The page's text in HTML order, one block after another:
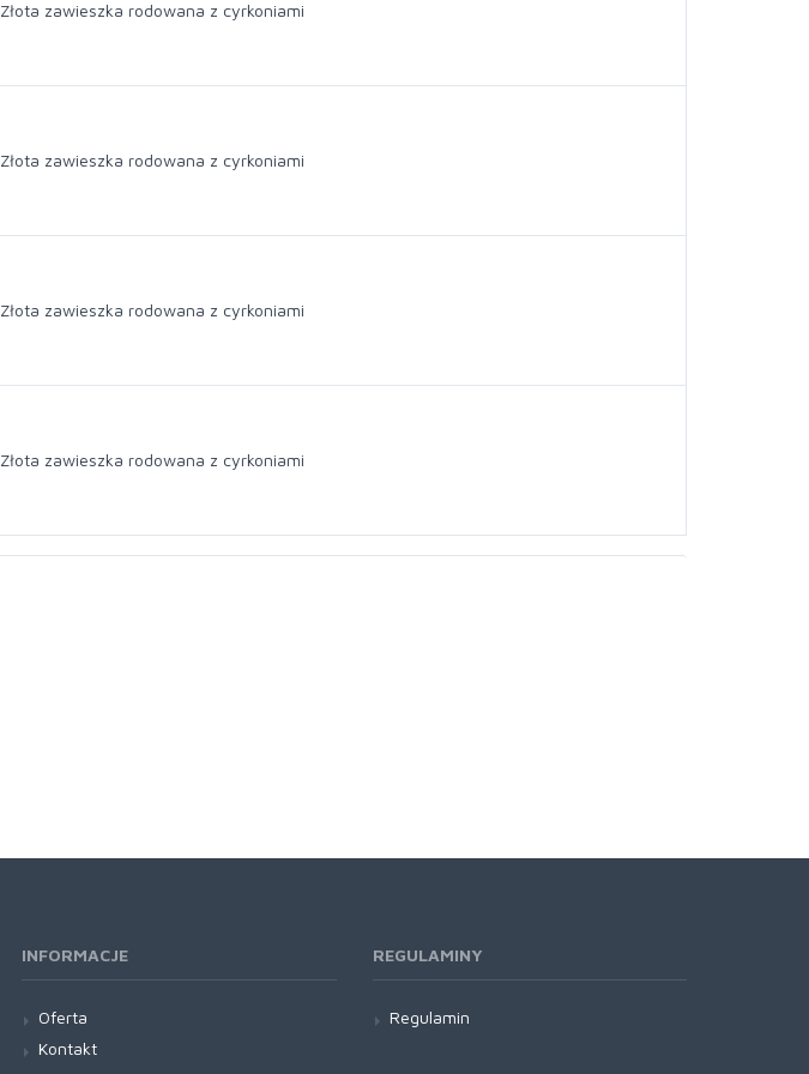
Złota zawieszka rodowana z cyrkoniami
Złota zawieszka rodowana z cyrkoniami
Złota zawieszka rodowana z cyrkoniami
Złota zawieszka rodowana z cyrkoniami
INFORMACJE
Oferta
Kontakt
REGULAMINY
Regulamin